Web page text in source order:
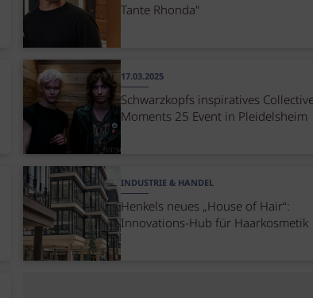
Tante Rhonda"
17.03.2025
Schwarzkopfs inspiratives
Moments 25 Event in Pleidelsheim
INDUSTRIE & HANDEL
Henkels neues „House of Hair“:
Innovations-Hub für Haarkosmetik